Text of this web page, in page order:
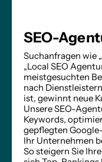
SEO-
Suchanfragen wie
„Local SEO
meistgesuchten
nach
ist, gewinnt neue
Unsere SEO-
Keywords,
gepflegten
Ihr Unternehmen
So steigern Sie